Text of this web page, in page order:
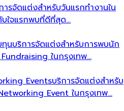
ารจัดแต่งสำหรับวันแรกทำงานใน
บใจแรกพบที่ดีที่สุด…
ทุนบริการจัดแต่งสำหรับการพบนัก
ในกรุงเทพ…
Eventsบริการจัดแต่งสำหรับ
Event ในกรุงเทพ…